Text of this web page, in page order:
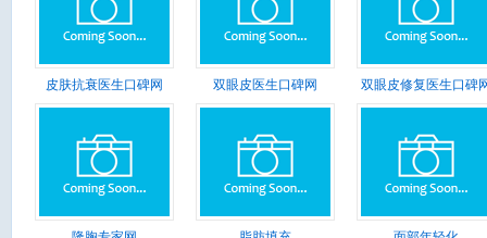
皮肤抗衰医生口碑网 双眼皮医生口碑网 双眼皮修复医生口碑